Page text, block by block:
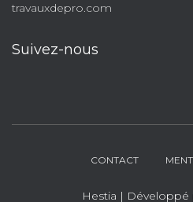
travauxdepro.com
Suivez-nous
CONTACT
Hestia |